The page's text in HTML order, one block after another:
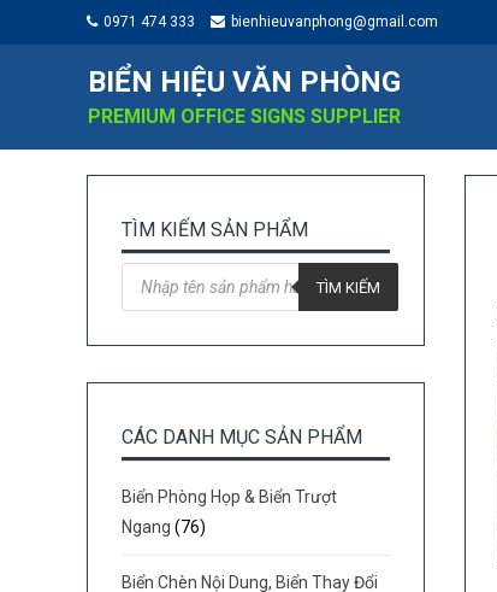
0971 474 333 bienhieuvanphong@gmail.com
BIỂN HIỆU VĂN PHÒNG
PREMIUM OFFICE SIGNS SUPPLIER
TÌM KIẾM SẢN PHẨM
Tìm
kiếm
TÌM KIẾM
CÁC DANH MỤC SẢN PHẨM
Biển Phòng Họp & Biển Trượt
Ngang (76)
Biển Chèn Nội Dung, Biển Thay Đổi